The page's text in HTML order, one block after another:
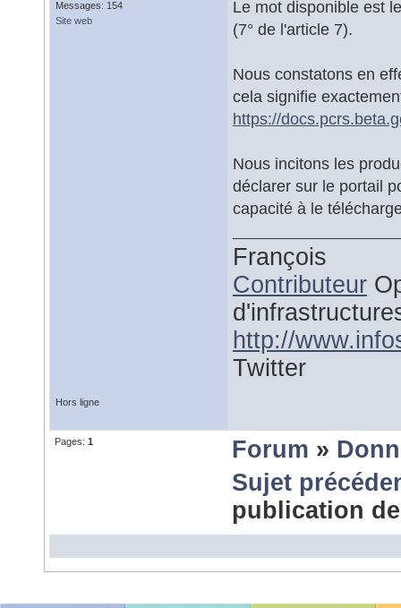
Messages: 154
Site web
Le mot disponible est
(7° de l'article 7).
Nous constatons en
cela signifie
https://
Nous incitons les
déclarer sur le portail
capacité à le
François
Contributeur
http://
Twitter
Hors ligne
Pages: 1 Forum »
Sujet
publication